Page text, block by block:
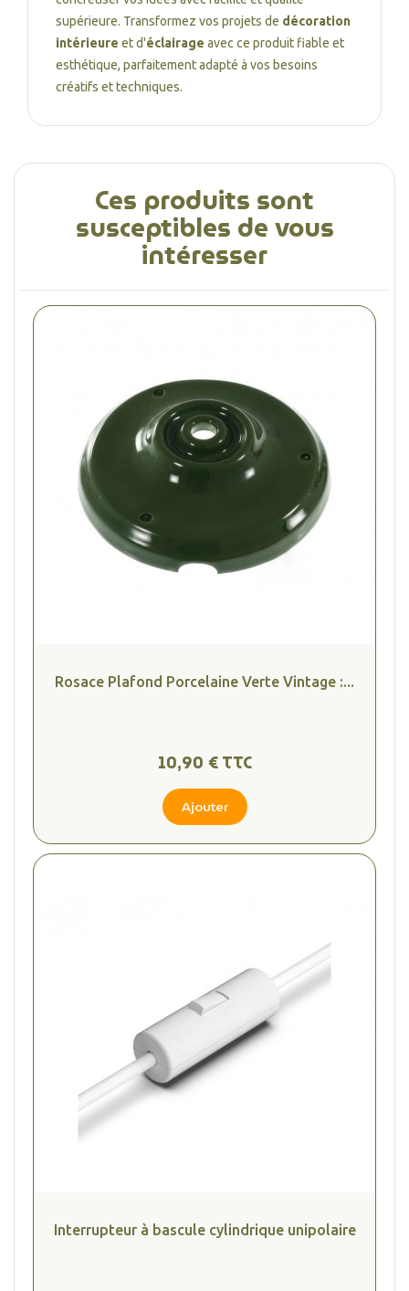
supérieure. Transformez vos projets de décoration
intérieure et d'éclairage avec ce produit fiable et
esthétique, parfaitement adapté à vos besoins
créatifs et techniques.
Ces produits sont
susceptibles de vous
intéresser
Rosace Plafond Porcelaine Verte Vintage :...
10,90 € TTC
Ajouter
Interrupteur à bascule cylindrique unipolaire